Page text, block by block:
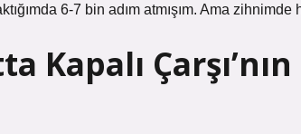
6-7 bin adım atmışım. Ama zihnimde
Kapalı